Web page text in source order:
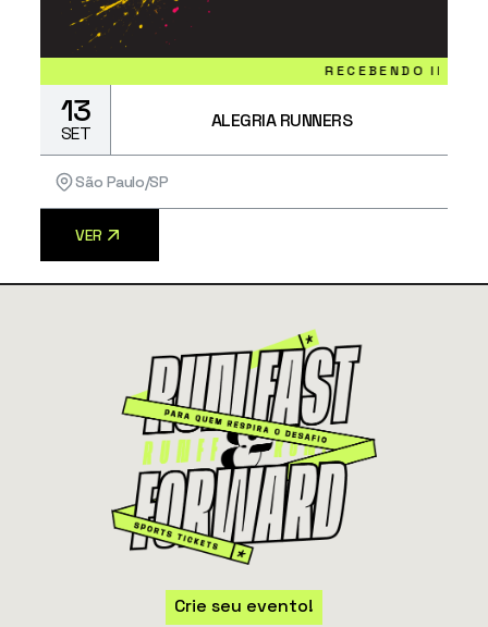
RECEBENDO INSCRIÇÕES
13
SET
ALEGRIA RUNNERS
São Paulo/SP
VER
Crie seu evento!